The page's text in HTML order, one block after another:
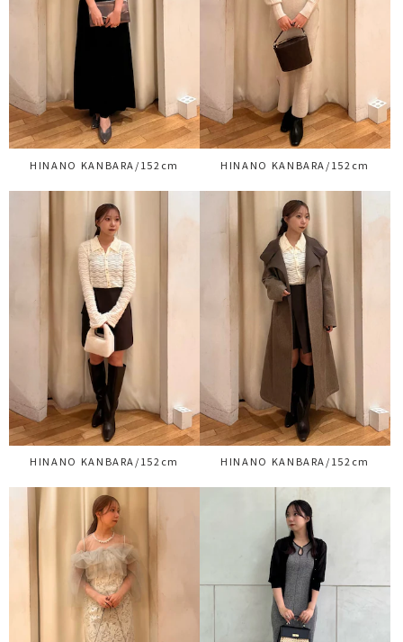
HINANO KANBARA/152cm HINANO KANBARA/152cm
HINANO KANBARA/152cm HINANO KANBARA/152cm